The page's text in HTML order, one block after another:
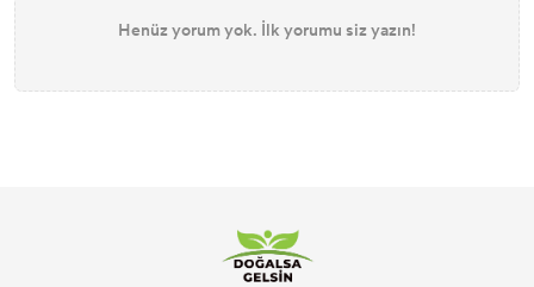
Henüz yorum yok. İlk yorumu siz yazın!